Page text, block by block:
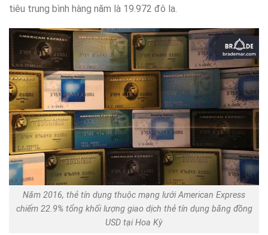
tiêu trung bình hàng năm là 19.972 đô la.
Năm 2016, thẻ tín dụng thuộc mạng lưới American Express
chiếm 22.9% tổng khối lượng giao dịch thẻ tín dụng bằng đồng
USD tại Hoa Kỳ